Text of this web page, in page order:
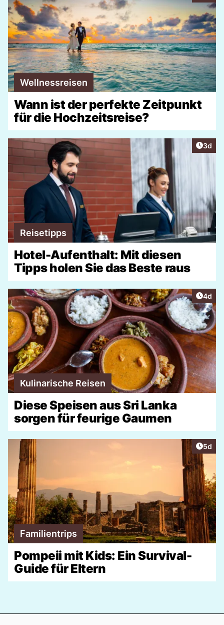
Wellnessreisen
Wann ist der perfekte Zeitpunkt
für die Hochzeitsreise?
3d
Reisetipps
Hotel-Aufenthalt: Mit diesen
Tipps holen Sie das Beste raus
4d
Kulinarische Reisen
Diese Speisen aus Sri Lanka
sorgen für feurige Gaumen
5d
Familientrips
Pompeii mit Kids: Ein Survival-
Guide für Eltern